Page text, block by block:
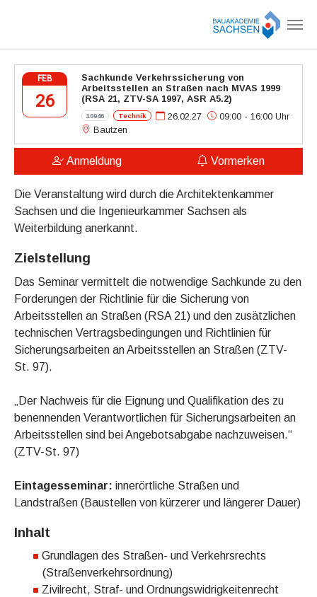
FEB
26
Sachkunde Verkehrssicherung von
Arbeitsstellen an Straßen nach MVAS 1999
(RSA 21, ZTV-SA 1997, ASR A5.2)
10946 Technik 26.02.27
09:00 - 16:00 Uhr
Bautzen
Anmeldung Vormerken
Die Veranstaltung wird durch die Architektenkammer
Sachsen und die Ingenieurkammer Sachsen als
Weiterbildung anerkannt.
Zielstellung
Das Seminar vermittelt die notwendige Sachkunde zu den
Forderungen der Richtlinie für die Sicherung von
Arbeitsstellen an Straßen (RSA 21) und den zusätzlichen
technischen Vertragsbedingungen und Richtlinien für
Sicherungsarbeiten an Arbeitsstellen an Straßen (ZTV-
St. 97).
„Der Nachweis für die Eignung und Qualifikation des zu
benennenden Verantwortlichen für Sicherungsarbeiten an
Arbeitsstellen sind bei Angebotsabgabe nachzuweisen.“
(ZTV-St. 97)
Eintagesseminar: innerörtliche Straßen und
Landstraßen (Baustellen von kürzerer und längerer Dauer)
Inhalt
Grundlagen des Straßen- und Verkehrsrechts
(Straßenverkehrsordnung)
Zivilrecht, Straf- und Ordnungswidrigkeitenrecht